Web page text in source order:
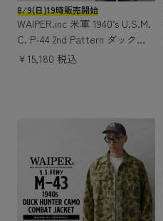
8/9(日)19時販売開始
WAIPER.inc 米軍 1940’s U.S.M.
C. P-44 2nd Pattern ダックハ
ンターカモ ユーティリティジ
￥15,180 税込